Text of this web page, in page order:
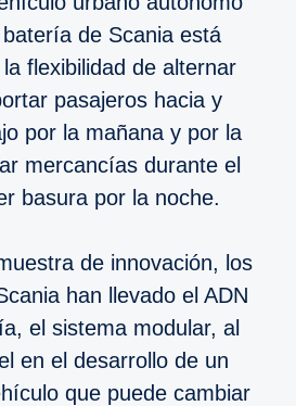
de Scania está
flexibilidad de alternar
pasajeros hacia y
por la mañana y por la
mercancías durante el
basura por la noche.
de innovación, los
han llevado el ADN
el sistema modular, al
en el desarrollo de un
que puede cambiar